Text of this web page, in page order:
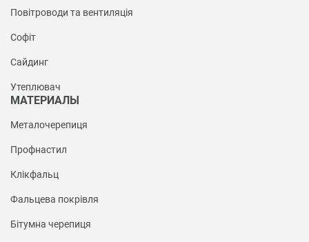
Повітроводи та вентиляція
Софіт
Сайдинг
Утеплювач
МАТЕРИАЛЫ
Металочерепиця
Профнастил
Клікфальц
Фальцева покрівля
Бітумна черепиця